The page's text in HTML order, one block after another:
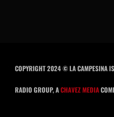
COPYRIGHT 2024 © LA CAMPESINA
RADIO GROUP, ACHAVEZ MEDIA